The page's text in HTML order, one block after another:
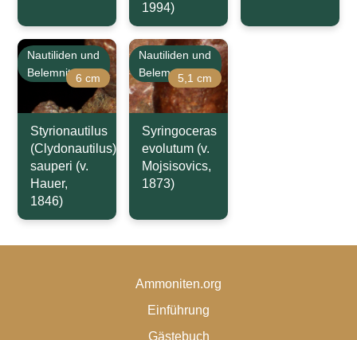
1994)
Nautiliden und
Belemniten6 cm
Styrionautilus
(Clydonautilus)
sauperi (v.
Hauer,
1846)
Nautiliden und
Belemniten5,1 cm
Syringoceras
evolutum (v.
Mojsisovics,
1873)
Ammoniten.org
Einführung
Gästebuch